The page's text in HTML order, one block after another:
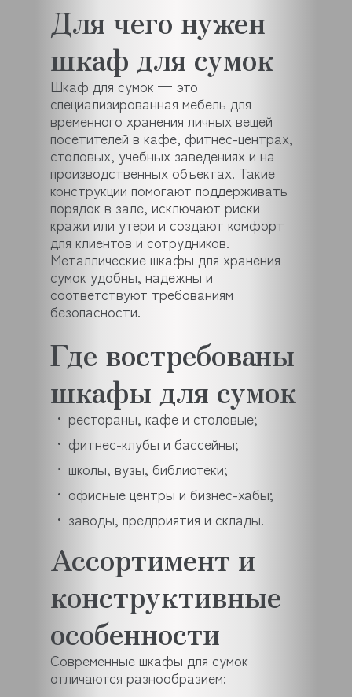
Для чего нужен
шкаф для сумок
Шкаф для сумок — это
специализированная мебель для
временного хранения личных вещей
посетителей в кафе, фитнес-центрах,
столовых, учебных заведениях и на
производственных объектах. Такие
конструкции помогают поддерживать
порядок в зале, исключают риски
кражи или утери и создают комфорт
для клиентов и сотрудников.
Металлические шкафы для хранения
сумок удобны, надежны и
соответствуют требованиям
безопасности.
Где востребованы
шкафы для сумок
рестораны, кафе и столовые;
фитнес-клубы и бассейны;
школы, вузы, библиотеки;
офисные центры и бизнес-хабы;
заводы, предприятия и склады.
Ассортимент и
конструктивные
особенности
Современные шкафы для сумок
отличаются разнообразием: